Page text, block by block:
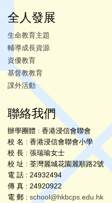
全人發展
生命教育主題
輔導成長資源
資優教育
基督教教育
課外活動
聯絡我們
辦學團體 : 香港浸信會聯會
校 名 : 香港浸信會聯會小學
校 長 : 張瑞瑜女士
校 址 : 荃灣麗城花園麗順路2號
電 話 : 24932494
傳 真 : 24920922
電 郵 : school@hkbcps.edu.hk